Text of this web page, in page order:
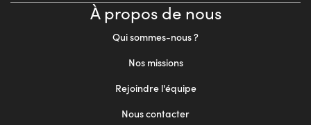
À propos de nous
Qui sommes-nous ?
Nos missions
Rejoindre l'équipe
Nous contacter